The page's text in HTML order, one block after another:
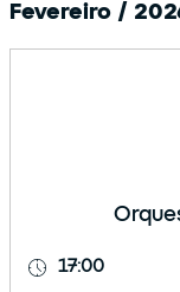
Fevereiro /
17:00